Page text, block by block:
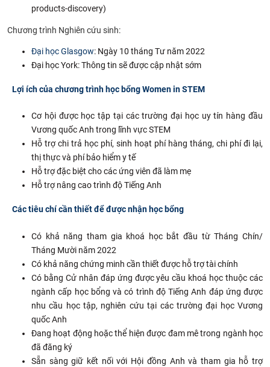
products-discovery​)
Chương trình Nghiên cứu sinh:
Đại học Glasgow: Ngày 10 tháng Tư năm 2022
Đại học York: Thông tin sẽ được cập nhật sớm
Lợi ích của chương trình học bổng Women in STEM
Cơ hội được học tập tại các trường đại học uy tín hàng đầu
Vương quốc Anh trong lĩnh vực STEM
Hỗ trợ chi trả học phí, sinh hoạt phí hàng tháng, chi phí đi lại,
thị thực và phí bảo hiểm y tế
Hỗ trợ đặc biệt cho các ứng viên đã làm mẹ
Hỗ trợ nâng cao trình độ Tiếng Anh
Các tiêu chí cần thiết để được nhận học bổng
Có khả năng tham gia khoá học bắt đầu từ Tháng Chín/
Tháng Mười năm 2022
Có khả năng chứng minh cần thiết được hỗ trợ tài chính
Có bằng Cử nhân đáp ứng được yêu cầu khoá học thuộc các
ngành cấp học bổng và có trình độ Tiếng Anh đáp ứng được
nhu cầu học tập, nghiên cứu tại các trường đại học Vương
quốc Anh
Đang hoạt động hoặc thể hiện được đam mê trong ngành học
đã đăng ký
Sẵn sàng giữ kết nối với Hội đồng Anh và tham gia hỗ trợ